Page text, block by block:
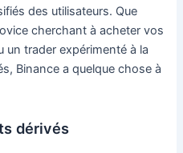
des utilisateurs. Que
cherchant à acheter vos
trader expérimenté à la
Binance a quelque chose à
dérivés